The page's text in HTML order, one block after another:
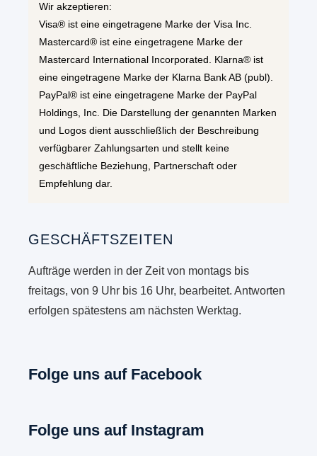
Wir akzeptieren:
Visa® ist eine eingetragene Marke der Visa Inc.
Mastercard® ist eine eingetragene Marke der
Mastercard International Incorporated. Klarna® ist
eine eingetragene Marke der Klarna Bank AB (publ).
PayPal® ist eine eingetragene Marke der PayPal
Holdings, Inc. Die Darstellung der genannten Marken
und Logos dient ausschließlich der Beschreibung
verfügbarer Zahlungsarten und stellt keine
geschäftliche Beziehung, Partnerschaft oder
Empfehlung dar.
GESCHÄFTSZEITEN
Aufträge werden in der Zeit von montags bis
freitags, von 9 Uhr bis 16 Uhr, bearbeitet. Antworten
erfolgen spätestens am nächsten Werktag.
Folge uns auf Facebook
Folge uns auf Instagram